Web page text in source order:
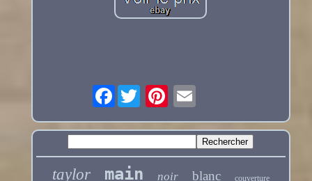
Facebook
taylor main noir blanc couverture